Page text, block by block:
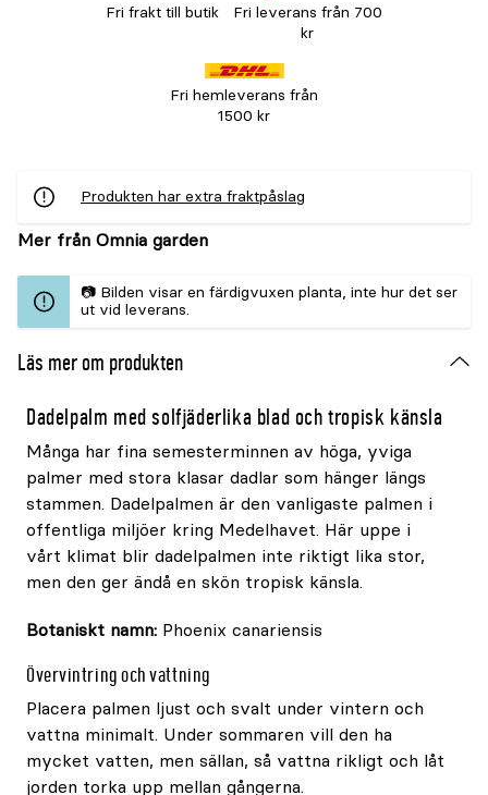
Fri frakt till butik
Fri leverans från 700
kr
Fri hemleverans från
1500 kr
Produkten har extra fraktpåslag
Mer från Omnia garden
📷 Bilden visar en färdigvuxen planta, inte hur det ser
ut vid leverans.
Läs mer om produkten
Dadelpalm med solfjäderlika blad och tropisk känsla
Många har fina semesterminnen av höga, yviga
palmer med stora klasar dadlar som hänger längs
stammen. Dadelpalmen är den vanligaste palmen i
offentliga miljöer kring Medelhavet. Här uppe i
vårt klimat blir dadelpalmen inte riktigt lika stor,
men den ger ändå en skön tropisk känsla.
Botaniskt namn: Phoenix canariensis
Övervintring och vattning
Placera palmen ljust och svalt under vintern och
vattna minimalt. Under sommaren vill den ha
mycket vatten, men sällan, så vattna rikligt och låt
jorden torka upp mellan gångerna.